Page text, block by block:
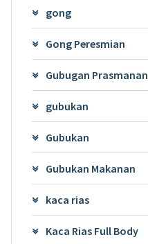
gong
Gong Peresmian
Gubugan Prasmanan
gubukan
Gubukan
Gubukan Makanan
kaca rias
Kaca Rias Full Body